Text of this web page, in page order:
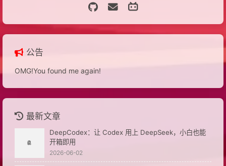
公告
OMG!You found me again!
最新文章
DeepCodex：让 Codex 用上 DeepSeek，小白也能
开箱即用
2026-06-02